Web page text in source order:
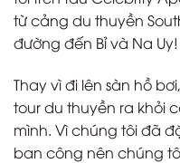
từ cảng du thuyền
đường đến Bỉ và Na Uy!
Thay vì đi lên sàn hồ
tour du thuyền ra khỏi
mình. Vì chúng tôi đã
ban công nên chúng